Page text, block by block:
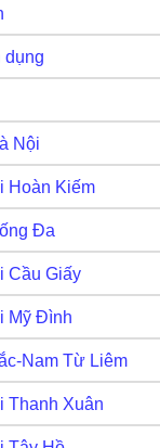
dụng
Nội
Hoàn Kiếm
Đa
Cầu Giấy
Mỹ Đình
Nam Từ Liêm
Thanh Xuân